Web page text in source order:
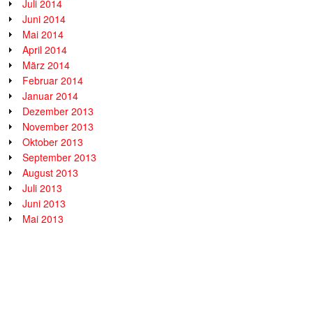
Juli 2014
Juni 2014
Mai 2014
April 2014
März 2014
Februar 2014
Januar 2014
Dezember 2013
November 2013
Oktober 2013
September 2013
August 2013
Juli 2013
Juni 2013
Mai 2013